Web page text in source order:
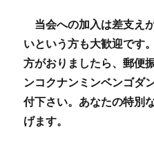
当会への加入は差支え
いという方も大歓迎です
方がおりましたら、郵便
ンコクナンミンベンゴダ
付下さい。あなたの特別
げます。